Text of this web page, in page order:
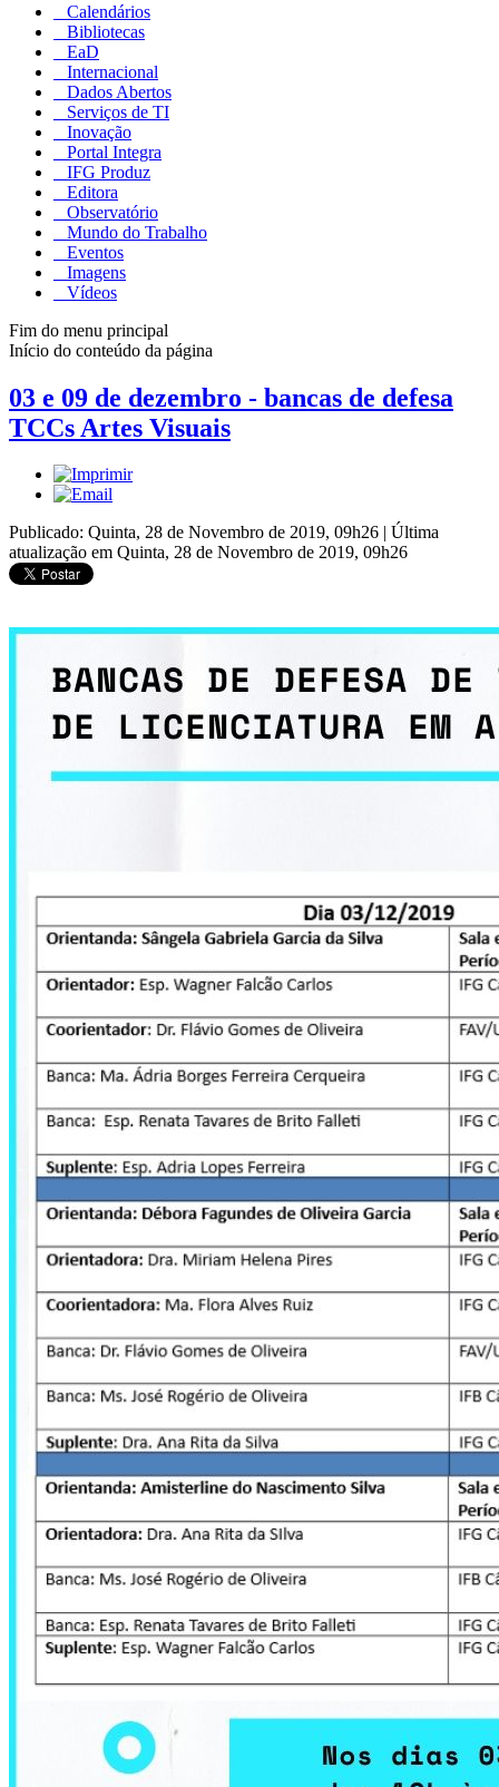
Calendários
Bibliotecas
EaD
Internacional
Dados Abertos
Serviços de TI
Inovação
Portal Integra
IFG Produz
Editora
Observatório
Mundo do Trabalho
Eventos
Imagens
Vídeos
Fim do menu principal
Início do conteúdo da página
03 e 09 de dezembro - bancas de defesa
TCCs Artes Visuais
Publicado: Quinta, 28 de Novembro de 2019, 09h26 | Última
atualização em Quinta, 28 de Novembro de 2019, 09h26